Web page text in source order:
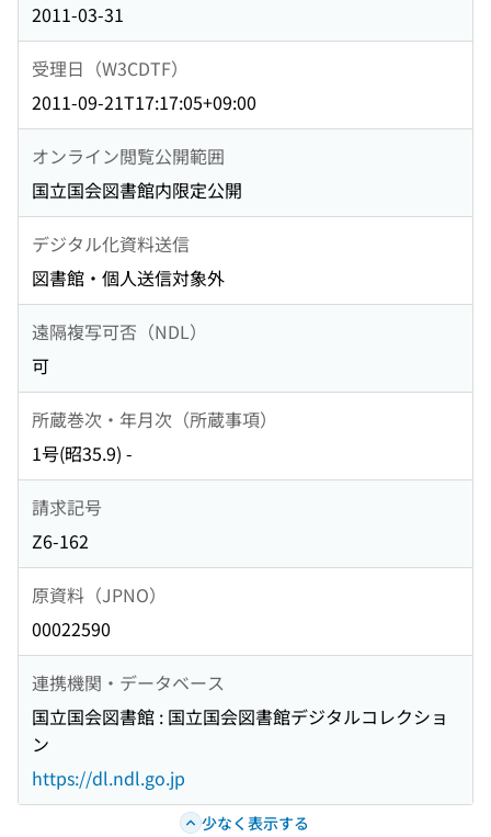
2011-03-31
受理日（W3CDTF）
2011-09-21T17:17:05+09:00
オンライン閲覧公開範囲
国立国会図書館内限定公開
デジタル化資料送信
図書館・個人送信対象外
遠隔複写可否（NDL）
可
所蔵巻次・年月次（所蔵事項）
1号(昭35.9) -
請求記号
Z6-162
原資料（JPNO）
00022590
連携機関・データベース
国立国会図書館 : 国立国会図書館デジタルコレクショ
ン
https://dl.ndl.go.jp
少なく表示する